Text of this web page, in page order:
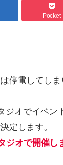
Pocket
停電してし
オでイベン
定します。
オで開催し